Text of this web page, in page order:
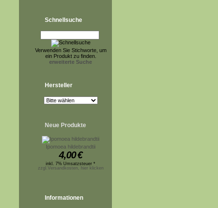
Schnellsuche
Verwenden Sie Stichworte, um
ein Produkt zu finden.
erweiterte Suche
Hersteller
Neue Produkte
Ipomoea hildebrandtii
4,00€
inkl. 7% Umsatzsteuer *
zzgl.Versandkosten, hier klicken
Informationen